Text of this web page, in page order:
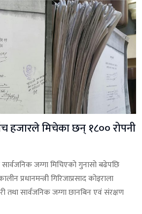
हजारले मिचेका छन् १८०० रोपनी
जग्गा मिचिएको गुनासो बढेपछि
प्रधानमन्त्री गिरिजाप्रसाद कोइराला
तथा सार्वजनिक जग्गा छानबिन एवं संरक्षण